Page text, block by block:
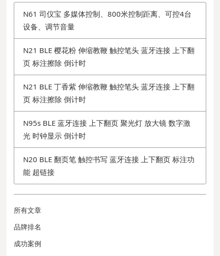
N61 司仪宝 多媒体控制、800米控制距离、可控4台
设备、调节音量
N21 BLE 樱花粉 伸缩教鞭 触控笔头 蓝牙连接 上下翻
页 标注擦除 倒计时
N21 BLE 丁香紫 伸缩教鞭 触控笔头 蓝牙连接 上下翻
页 标注擦除 倒计时
N95s BLE 蓝牙连接 上下翻页 聚光灯 放大镜 数字激
光 时钟显示 倒计时
N20 BLE 翻页笔 触控书写 蓝牙连接 上下翻页 标注功
能 超链接
所有文章
品牌排名
成功案例